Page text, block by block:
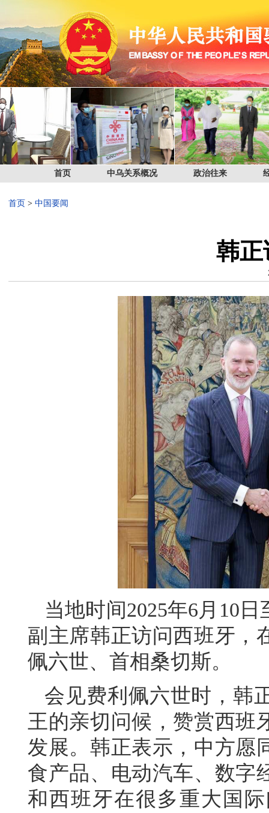
首页 中乌关系概况 政治往来
首页 > 中国要闻
韩正
当地时间2025年6月10
副主席韩正访问西班牙，
佩六世、首相桑切斯。
会见费利佩六世时，韩
王的亲切问候，赞赏西班
发展。韩正表示，中方愿
食产品、电动汽车、数字
和西班牙在很多重大国